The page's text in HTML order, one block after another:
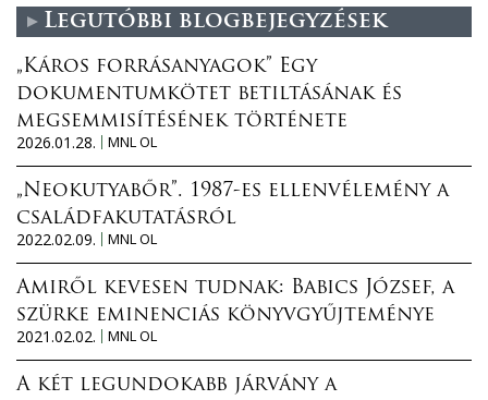
Legutóbbi blogbejegyzések
„Káros forrásanyagok” Egy
dokumentumkötet betiltásának és
megsemmisítésének története
2026.01.28.
MNL OL
„Neokutyabőr”. 1987-es ellenvélemény a
családfakutatásról
2022.02.09.
MNL OL
Amiről kevesen tudnak: Babics József, a
szürke eminenciás könyvgyűjteménye
2021.02.02.
MNL OL
A két legundokabb járvány a